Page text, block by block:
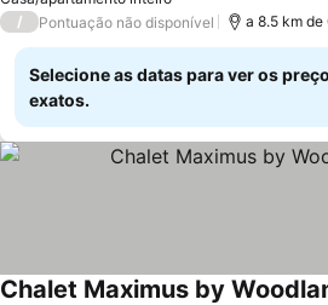
/ Pontuação não disponível a 8.5 km
Selecione as datas para ver os
exatos.
Chalet Maximus by